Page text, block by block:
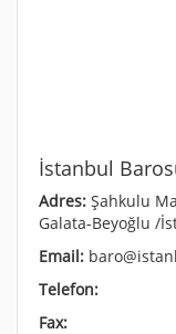
İstanbul
Adres: Şahkulu
Galata-Beyoğlu /
Email:
Telefon:
Fax: